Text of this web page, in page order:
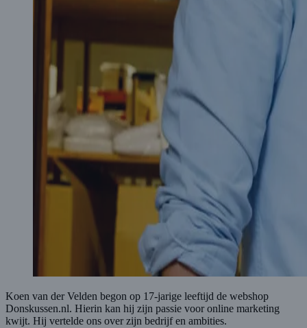
Koen van der Velden begon op 17-jarige leeftijd de webshop
Donskussen.nl. Hierin kan hij zijn passie voor online marketing
kwijt. Hij vertelde ons over zijn bedrijf en ambities.